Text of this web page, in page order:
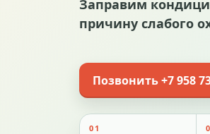
Заправим
причину слабого
Позвонить +7 958
01